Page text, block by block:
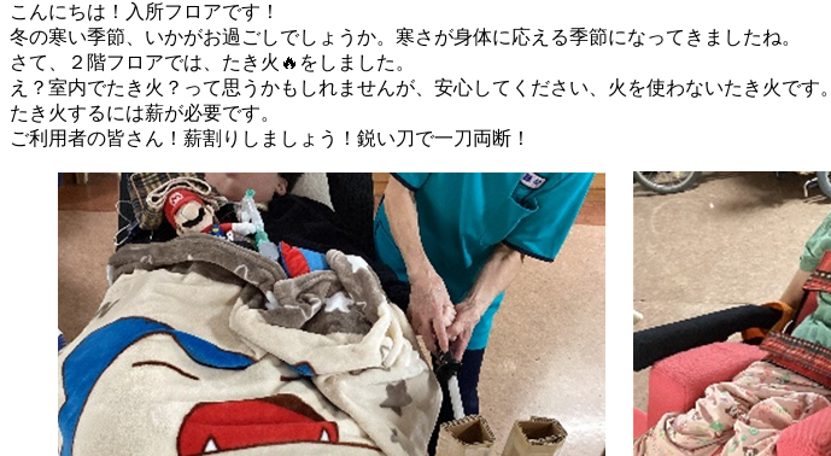
こんにちは！入所フロアです！
冬の寒い季節、いかがお過ごしでしょうか。寒さが身体に応える季節になってきましたね。
さて、２階フロアでは、たき火🔥をしました。
え？室内でたき火？って思うかもしれませんが、安心してください、火を使わないたき火です。
たき火するには薪が必要です。
ご利用者の皆さん！薪割りしましょう！鋭い刀で一刀両断！